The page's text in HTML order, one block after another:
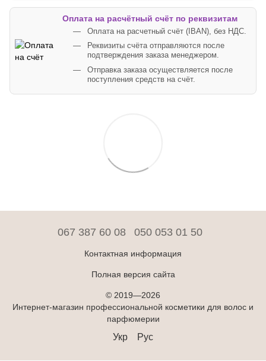
Оплата на расчётный счёт по реквизитам
Оплата на расчетный счёт (IBAN), без НДС.
Реквизиты счёта отправляются после
подтверждения заказа менеджером.
Отправка заказа осуществляется после
поступления средств на счёт.
067 387 60 08 050 053 01 50
Контактная информация
Полная версия сайта
© 2019—2026
Интернет-магазин профессиональной косметики для волос и
парфюмерии
Укр Рус